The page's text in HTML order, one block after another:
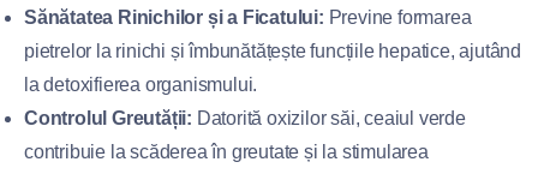
Sănătatea Rinichilor și a Ficatului: Previne formarea
pietrelor la rinichi și îmbunătățește funcțiile hepatice, ajutând
la detoxifierea organismului.
Controlul Greutății: Datorită oxizilor săi, ceaiul verde
contribuie la scăderea în greutate și la stimularea